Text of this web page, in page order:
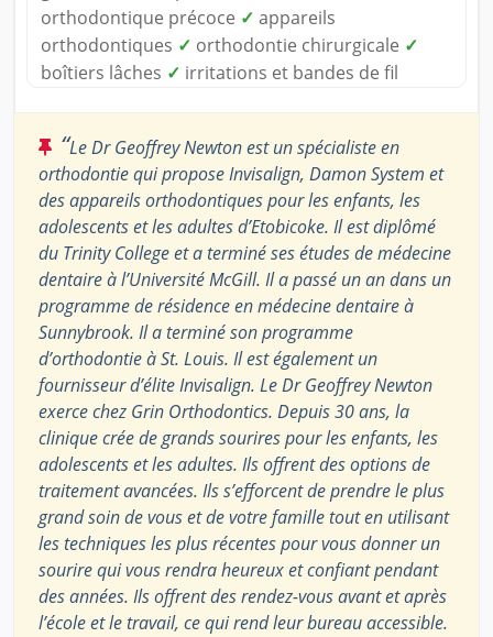
orthodontique précoce ✓ appareils
orthodontiques ✓ orthodontie chirurgicale ✓
boîtiers lâches ✓ irritations et bandes de fil
“Le Dr Geoffrey Newton est un spécialiste en
orthodontie qui propose Invisalign, Damon System et
des appareils orthodontiques pour les enfants, les
adolescents et les adultes d’Etobicoke. Il est diplômé
du Trinity College et a terminé ses études de médecine
dentaire à l’Université McGill. Il a passé un an dans un
programme de résidence en médecine dentaire à
Sunnybrook. Il a terminé son programme
d’orthodontie à St. Louis. Il est également un
fournisseur d’élite Invisalign. Le Dr Geoffrey Newton
exerce chez Grin Orthodontics. Depuis 30 ans, la
clinique crée de grands sourires pour les enfants, les
adolescents et les adultes. Ils offrent des options de
traitement avancées. Ils s’efforcent de prendre le plus
grand soin de vous et de votre famille tout en utilisant
les techniques les plus récentes pour vous donner un
sourire qui vous rendra heureux et confiant pendant
des années. Ils offrent des rendez-vous avant et après
l’école et le travail, ce qui rend leur bureau accessible.